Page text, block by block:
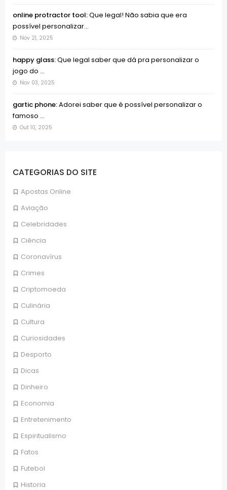
online protractor tool:Que legal! Não sabia que era
possível personalizar...
Nov 21, 2025
happy glass:Que legal saber que dá pra personalizar o
jogo do ...
Nov 03, 2025
gartic phone:Adorei saber que é possível personalizar o
famoso ...
Out 10, 2025
CATEGORIAS DO SITE
Apostas Online
Aviação
Celebridades
Ciência
Coronavírus
Crimes
Criptomoeda
Culinária
Cultura
Curiosidades
Desporto
Dicas
Dinheiro
Economia
Entretenimento
Espiritualismo
Fatos
Futebol
Historia